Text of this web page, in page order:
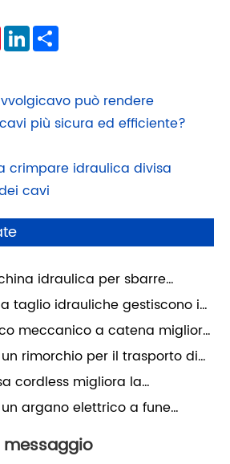
Pinterest
LinkedIn
può rendere
più sicura ed efficiente?
crimpare idraulica divisa
cavi
idraulica per sbarre
la realizzazione di quadri
taglio idrauliche gestiscono i
meccanico a catena migliora
rimorchio per il trasporto di
dei cavi
cordless migliora la
argano elettrico a fune